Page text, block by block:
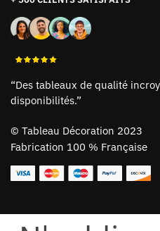
“Des tableaux de qualité
disponibilités.”
© Tableau Décoration 2023
Fabrication 100 % Française